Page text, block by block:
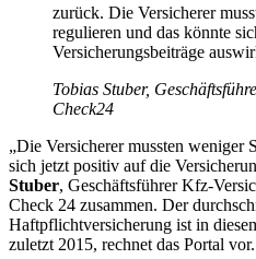
zurück. Die Versicherer
regulieren und das könnte
Versicherungsbeiträge
Tobias Stuber,
Check24
„Die Versicherer mussten weniger
sich jetzt positiv auf die
Stuber, Geschäftsführer Kfz-
Check 24 zusammen. Der
Haftpflichtversicherung ist in
zuletzt 2015, rechnet das Portal vor.